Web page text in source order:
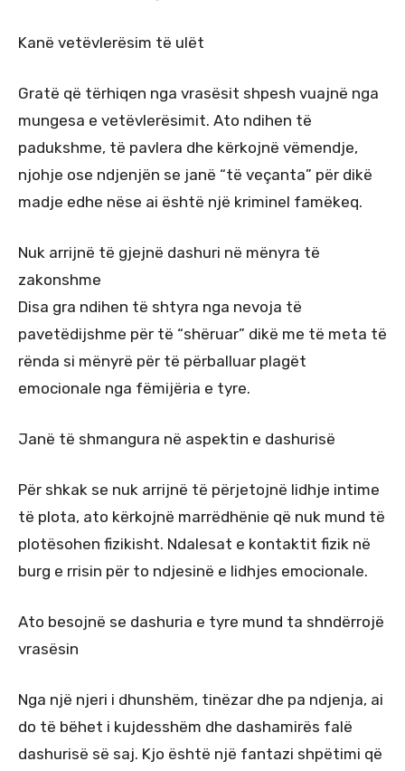
Kanë vetëvlerësim të ulët
Gratë që tërhiqen nga vrasësit shpesh vuajnë nga
mungesa e vetëvlerësimit. Ato ndihen të
padukshme, të pavlera dhe kërkojnë vëmendje,
njohje ose ndjenjën se janë “të veçanta” për dikë
madje edhe nëse ai është një kriminel famëkeq.
Nuk arrijnë të gjejnë dashuri në mënyra të
zakonshme
Disa gra ndihen të shtyra nga nevoja të
pavetëdijshme për të “shëruar” dikë me të meta të
rënda si mënyrë për të përballuar plagët
emocionale nga fëmijëria e tyre.
Janë të shmangura në aspektin e dashurisë
Për shkak se nuk arrijnë të përjetojnë lidhje intime
të plota, ato kërkojnë marrëdhënie që nuk mund të
plotësohen fizikisht. Ndalesat e kontaktit fizik në
burg e rrisin për to ndjesinë e lidhjes emocionale.
Ato besojnë se dashuria e tyre mund ta shndërrojë
vrasësin
Nga një njeri i dhunshëm, tinëzar dhe pa ndjenja, ai
do të bëhet i kujdesshëm dhe dashamirës falë
dashurisë së saj. Kjo është një fantazi shpëtimi që